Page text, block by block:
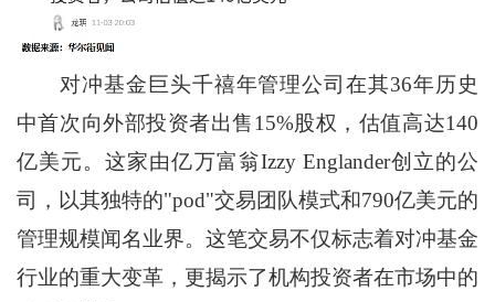
对冲基金巨头千禧年管理公司在其36年历史
中首次向外部投资者出售15%股权，估值高达140
亿美元。这家由亿万富翁Izzy Englander创立的公
司，以其独特的"pod"交易团队模式和790亿美元的
管理规模闻名业界。这笔交易不仅标志着对冲基金
行业的重大变革，更揭示了机构投资者在市场中的